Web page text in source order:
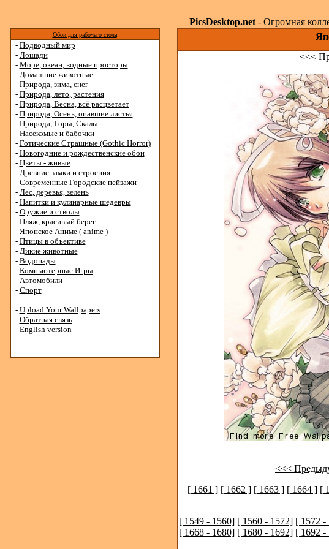
PicsDesktop.net- Огромная
Обои для рабочего стола
- Подводный мир
- Лошади
- Море, океан, водные просторы
- Домашние животные
- Природа, зима, снег
- Природа, лето, растения
- Природа, Весна, всё расцветает
- Природа, Осень, опавшие листья
- Природа, Горы, Скалы
- Насекомые и бабочки
- Готические Страшные (Gothic Horror)
- Новогодние и рождественские обои
- Цветы - живые
- Древние замки и строения
- Современные Городские пейзажи
- Лес, деревья, зелень
- Напитки и кулинарные шедевры
- Оружие и стволы
- Пляж, красивый берег
- Японское Аниме ( anime )
- Птицы в объективе
- Дикие животные
- Водопады
- Компьютерные Игры
- Автомобили
- Спорт
- Upload Your Wallpapers
- Обратная связь
- English version
<<<
<<<
[ 1661 ] [ 1662 ] [ 1663 ] [ 1664 ] [
[ 1549 - 1560] [ 1560 - 1572] [ 1572 -
[ 1668 - 1680] [ 1680 - 1692] [ 1692 -